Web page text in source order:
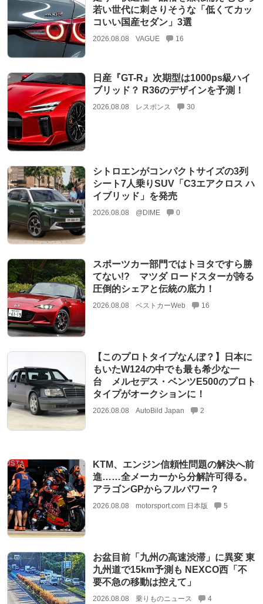
若い世代に刺さりそうな「低くてカッ
コいい国産セダン」3選
2026.08.08 VAGUE 16
日産『GT-R』次期型は1000ps級ハイ
ブリッド？ R36のデザインを予測！
2026.08.08 レスポンス 30
シトロエンがコンパクトサイズの3列
シート7人乗りSUV「C3エアクロス ハ
イブリッド」を発売
2026.08.08 @DIME 0
スポーツカー部門ではトヨタですら勝
てない!? マツダ ロードスターが誇る
圧倒的シェアと伝統の底力！
2026.08.08 ベストカーWeb 16
【このプロトタイプなんぼ？】日本に
もいたW124の中でも最も希少な一
台 メルセデス・ベンツE500のプロト
タイプがオークションに！
2026.08.08 AutoBild Japan 2
KTM、エンジン信頼性問題の解決へ前
進……全メーカーから分解許可得る。
アラゴンGPからフルパワー？
2026.08.08 motorsport.com 日本版 5
お盆目前「九州の高速渋滞」に異変 東
九州道で15km予測も NEXCO西「不
要不急の移動は控えて」
2026.08.08 乗りものニュース 4